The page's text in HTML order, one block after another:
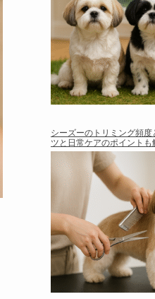
シーズーのトリミング頻
ツと日常ケアのポイントも